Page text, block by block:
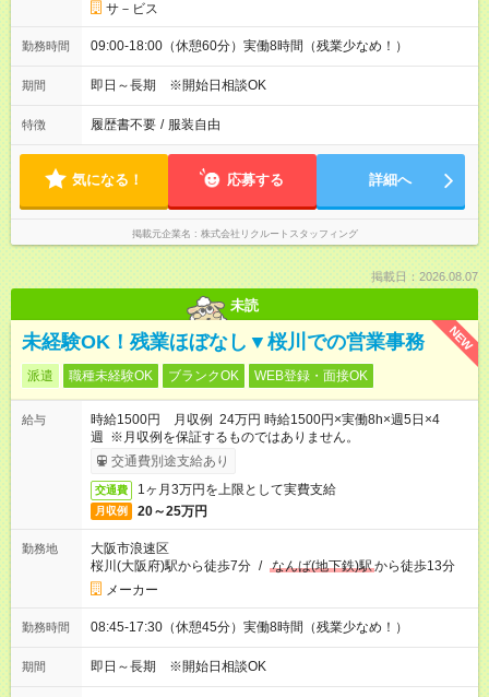
サ－ビス
勤務時間 09:00-18:00（休憩60分）実働8時間（残業少なめ！）
期間 即日～長期 ※開始日相談OK
特徴 履歴書不要 / 服装自由
気になる！ 応募する 詳細へ
掲載元企業名 株式会社リクルートスタッフィング
掲載日：2026.08.07
未読
NEW
未経験OK！残業ほぼなし▼桜川での営業事務
派遣 職種未経験OK ブランクOK WEB登録・面接OK
給与
時給1500円 月収例 24万円 時給1500円×実働8h×週5日×4
週 ※月収例を保証するものではありません。
交通費別途支給あり
交通費 1ヶ月3万円を上限として実費支給
月収例 20～25万円
勤務地
大阪市浪速区
桜川(大阪府)駅から徒歩7分 / なんば(地下鉄)駅から徒歩13分
メーカー
勤務時間 08:45-17:30（休憩45分）実働8時間（残業少なめ！）
期間 即日～長期 ※開始日相談OK